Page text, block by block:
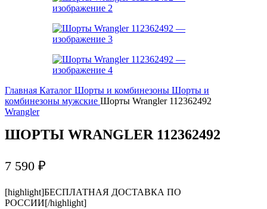
Главная Каталог Шорты и комбинезоны Шорты и
комбинезоны мужские Шорты Wrangler 112362492
Wrangler
ШОРТЫ WRANGLER 112362492
7 590 ₽
[highlight]БЕСПЛАТНАЯ ДОСТАВКА ПО
РОССИИ[/highlight]